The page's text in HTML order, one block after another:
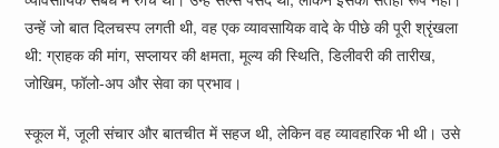
उन्हें जो बात दिलचस्प लगती थी, वह एक व्यावसायिक वादे के पीछे की पूरी श्रृंखला
थी: ग्राहक की मांग, सप्लायर की क्षमता, मूल्य की स्थिति, डिलीवरी की तारीख,
जोखिम, फॉलो-अप और सेवा का प्रभाव।
स्कूल में, जूली संचार और बातचीत में सहज थी, लेकिन वह व्यावहारिक भी थी। उसे